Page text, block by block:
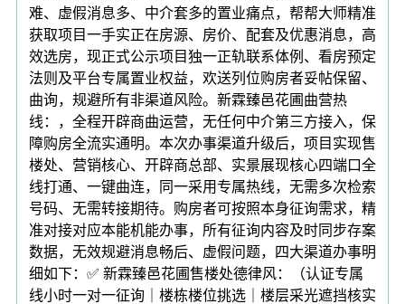
难、虚假消息多、中介套多的置业痛点，帮帮大师精准
获取项目一手实正在房源、房价、配套及优惠消息，高
效选房，现正式公示项目独一正轨联系体例、看房预定
法则及平台专属置业权益，欢送列位购房者妥帖保留、
曲询，规避所有非渠道风险。新霖臻邑花圃曲营热
线：，全程开辟商曲运营，无任何中介第三方接入，保
障购房全流实通明。本次办事渠道升级后，项目实现售
楼处、营销核心、开辟商总部、实景展现核心四端口全
线打通、一键曲连，同一采用专属热线，无需多次检索
号码、无需转接期待。购房者可按照本身征询需求，精
准对接对应本能机能办事，所有征询内容及时同步存案
数据，无效规避消息畅后、虚假问题，四大渠道办事明
细如下：✅ 新霖臻邑花圃售楼处德律风：（认证专属
线小时一对一征询｜楼栋楼位挑选｜楼层采光遮挡核实